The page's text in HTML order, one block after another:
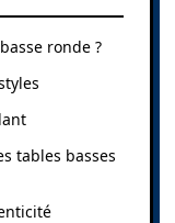
ronde ?
tables basses